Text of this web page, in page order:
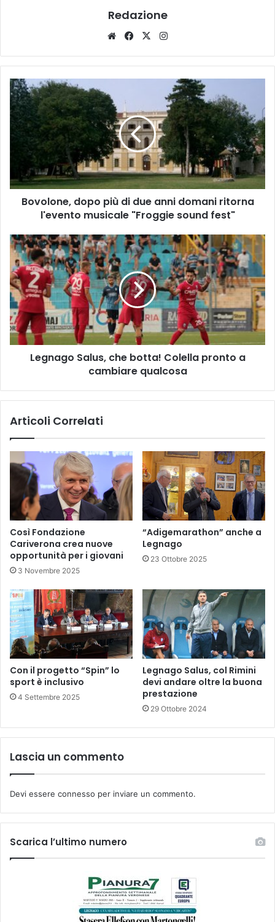
Redazione
WebsiteFacebook
X
Bovolone,
dopo
più
due
domani
ritorna
l'evento
musicale
"Froggie
fest"
Bovolone, dopo più di due anni domani ritorna
l'evento musicale "Froggie sound fest"
Legnago
Salus,
che
botta!
Colella
pronto
a
cambiare
qualcosa
Legnago Salus, che botta! Colella pronto a
cambiare qualcosa
Articoli Correlati
Così Fondazione
Cariverona crea nuove
opportunità per i giovani
3 Novembre 2025
“Adigemarathon” anche a
Legnago
23 Ottobre 2025
Con il progetto “Spin” lo
sport è inclusivo
4 Settembre 2025
Legnago Salus, col Rimini
devi andare oltre la buona
prestazione
29 Ottobre 2024
Lascia un commento
Devi essere connesso per inviare un commento.
Scarica l’ultimo numero